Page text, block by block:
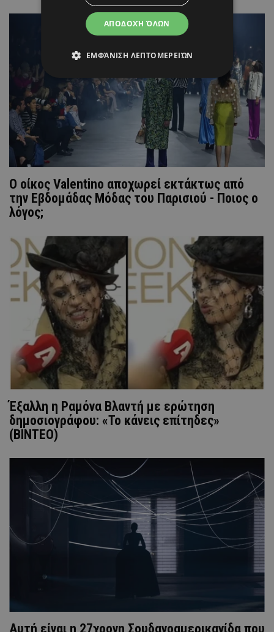
Ο οίκος Valentino αποχωρεί εκτάκτως από
την Εβδομάδας Μόδας του Παρισιού - Ποιος ο
λόγος;
Έξαλλη η Ραμόνα Βλαντή με ερώτηση
δημοσιογράφου: «Το κάνεις επίτηδες»
(ΒΙΝΤΕΟ)
Αυτή είναι η 27χρονη Σουδανοαμερικανίδα που
ΑΠΟΔΟΧΉ ΌΛΩΝ
ΕΜΦΆΝΙΣΗ ΛΕΠΤΟΜΕΡΕΙΏΝ